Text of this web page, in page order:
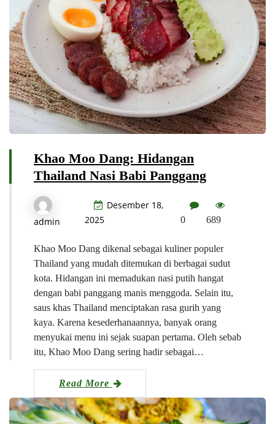
Khao Moo Dang: Hidangan
Thailand Nasi Babi Panggang
admin
Desember 18,
2025
0 689
Khao Moo Dang dikenal sebagai kuliner populer
Thailand yang mudah ditemukan di berbagai sudut
kota. Hidangan ini memadukan nasi putih hangat
dengan babi panggang manis menggoda. Selain itu,
saus khas Thailand menciptakan rasa gurih yang
kaya. Karena kesederhanaannya, banyak orang
menyukai menu ini sejak suapan pertama. Oleh sebab
itu, Khao Moo Dang sering hadir sebagai…
Read More